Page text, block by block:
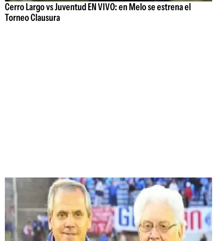
Cerro Largo vs Juventud EN VIVO: en Melo se estrena el
Torneo Clausura